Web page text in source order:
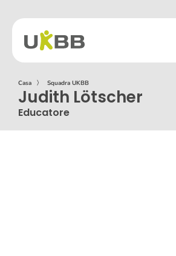
Casa 〉 Squadra UKBB
Judith Lötscher
Educatore